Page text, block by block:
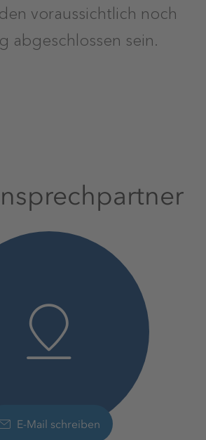
voraussichtlich noch
abgeschlossen sein.
E-Mail schreiben